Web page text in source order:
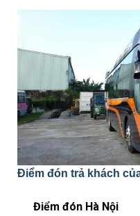
Điểm đón trả khách
Điểm đón Hà Nội